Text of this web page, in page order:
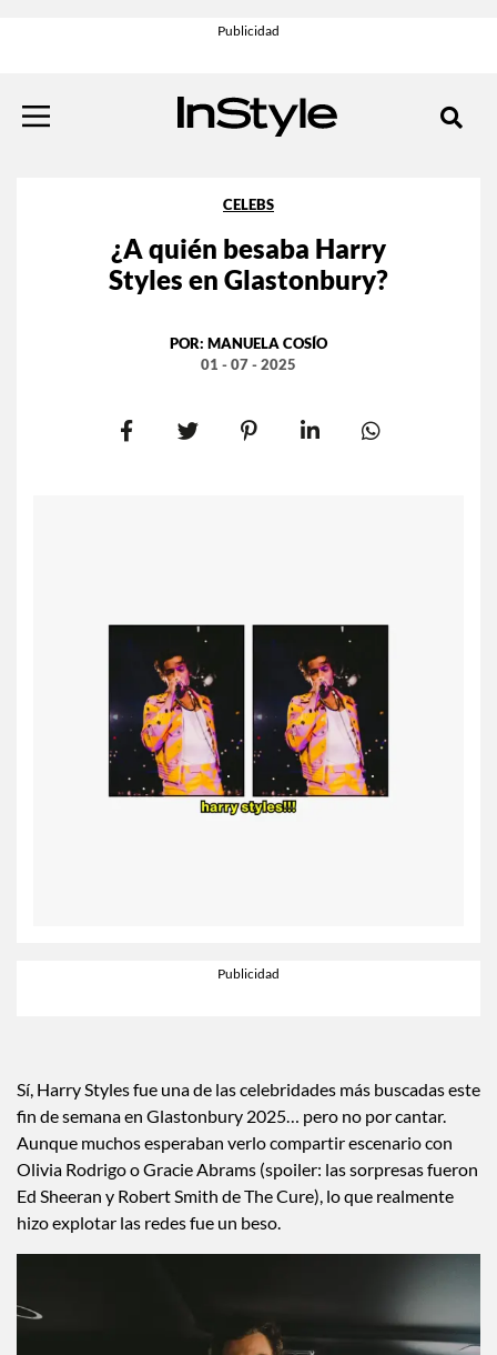
CELEBS
¿A quién besaba Harry
Styles en Glastonbury?
POR: MANUELA COSÍO
01 - 07 - 2025
00:00Tiempo transcurrido: 0 segundos 00:39
Sí, Harry Styles fue una de las celebridades más buscadas este
fin de semana en Glastonbury 2025… pero no por cantar.
Aunque muchos esperaban verlo compartir escenario con
hizo explotar las redes fue un beso.